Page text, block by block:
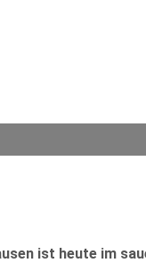
ist heute im